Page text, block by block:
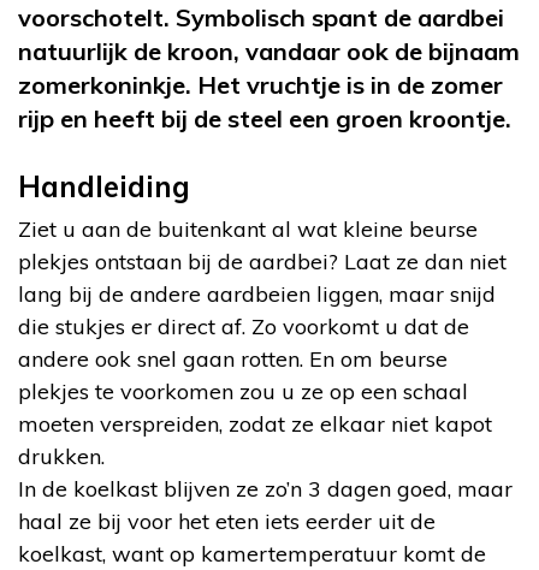
voorschotelt. Symbolisch spant de aardbei
natuurlijk de kroon, vandaar ook de bijnaam
zomerkoninkje. Het vruchtje is in de zomer
rijp en heeft bij de steel een groen kroontje.
Handleiding
Ziet u aan de buitenkant al wat kleine beurse
plekjes ontstaan bij de aardbei? Laat ze dan niet
lang bij de andere aardbeien liggen, maar snijd
die stukjes er direct af. Zo voorkomt u dat de
andere ook snel gaan rotten. En om beurse
plekjes te voorkomen zou u ze op een schaal
moeten verspreiden, zodat ze elkaar niet kapot
drukken.
In de koelkast blijven ze zo’n 3 dagen goed, maar
haal ze bij voor het eten iets eerder uit de
koelkast, want op kamertemperatuur komt de